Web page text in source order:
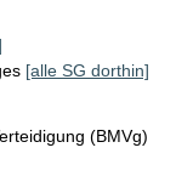
[alle SG dorthin]
(BMVg)